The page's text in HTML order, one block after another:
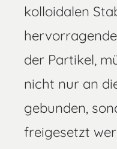
kolloidalen
der Partikel,
nicht nur an
gebunden,
freigesetzt